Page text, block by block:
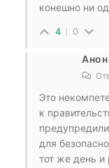
конешно ни
4 0
Это
к
для
тот же день и